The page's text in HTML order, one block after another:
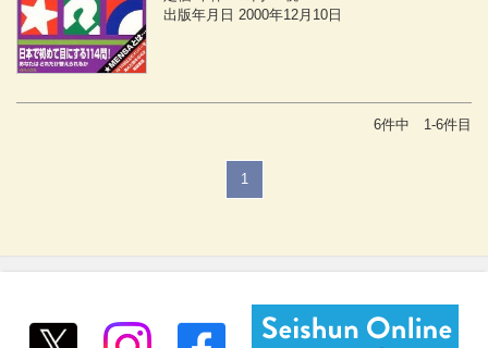
出版年月日 2000年12月10日
6件中 1-6件目
1